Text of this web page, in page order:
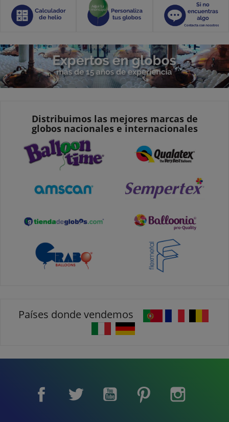
Distribuimos las mejores marcas de
globos nacionales e internacionales
Países donde vendemos
Facebook Twitter YouTube Pinterest